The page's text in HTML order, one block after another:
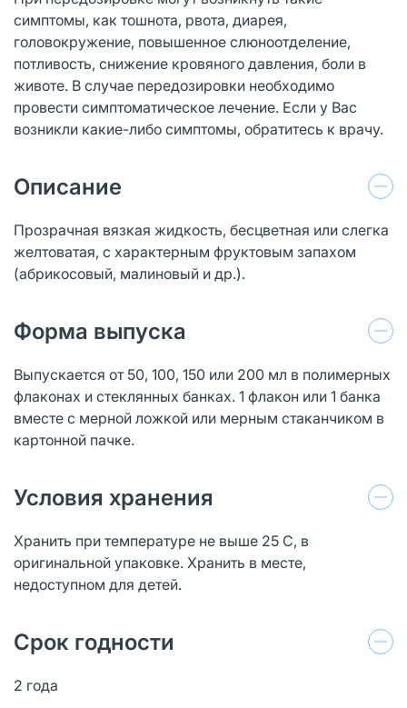
симптомы, как тошнота, рвота, диарея,
головокружение, повышенное слюноотделение,
потливость, снижение кровяного давления, боли в
животе. В случае передозировки необходимо
провести симптоматическое лечение. Если у Вас
возникли какие-либо симптомы, обратитесь к врачу.
Описание
Прозрачная вязкая жидкость, бесцветная или слегка
желтоватая, с характерным фруктовым запахом
(абрикосовый, малиновый и др.).
Форма выпуска
Выпускается от 50, 100, 150 или 200 мл в полимерных
флаконах и стеклянных банках. 1 флакон или 1 банка
вместе с мерной ложкой или мерным стаканчиком в
картонной пачке.
Условия хранения
Хранить при температуре не выше 25 С, в
оригинальной упаковке. Хранить в месте,
недоступном для детей.
Срок годности
2 года